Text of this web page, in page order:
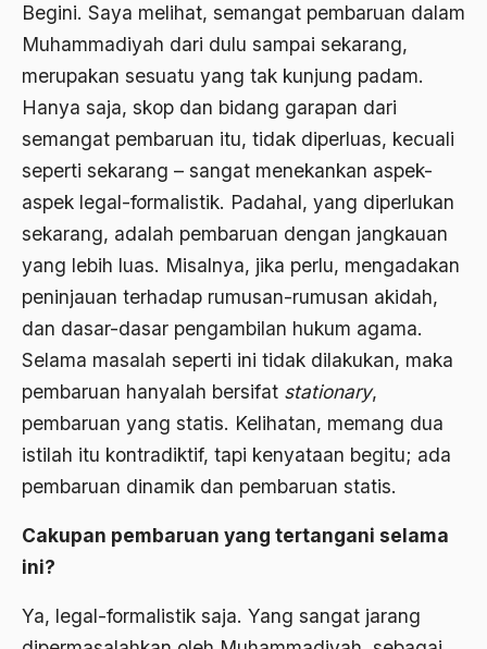
Begini. Saya melihat, semangat pembaruan dalam
Muhammadiyah dari dulu sampai sekarang,
merupakan sesuatu yang tak kunjung padam.
Hanya saja, skop dan bidang garapan dari
semangat pembaruan itu, tidak diperluas, kecuali
seperti sekarang – sangat menekankan aspek-
aspek legal-formalistik. Padahal, yang diperlukan
sekarang, adalah pembaruan dengan jangkauan
yang lebih luas. Misalnya, jika perlu, mengadakan
peninjauan terhadap rumusan-rumusan akidah,
dan dasar-dasar pengambilan hukum agama.
Selama masalah seperti ini tidak dilakukan, maka
pembaruan hanyalah bersifat stationary,
pembaruan yang statis. Kelihatan, memang dua
istilah itu kontradiktif, tapi kenyataan begitu; ada
pembaruan dinamik dan pembaruan statis.
Cakupan pembaruan yang tertangani selama
ini?
Ya, legal-formalistik saja. Yang sangat jarang
Buku Primadosa
Bulgaria
BUMN
Bung Hatta
Bung karno
Bung Tomo
burdah
Burhanudin
Burung-Burung Manyar
Buya Hamka
caleg
Caligula
Calon Legislatif
Calon presiden